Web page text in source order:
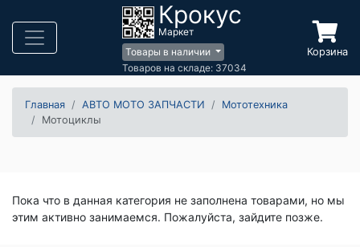
Крокус
Маркет
Товары в наличии
Товаров на складе: 37034
Корзина
Главная АВТО МОТО ЗАПЧАСТИ
Мототехника
Мотоциклы
Пока что в данная категория не заполнена товарами, но мы
этим активно занимаемся. Пожалуйста, зайдите позже.